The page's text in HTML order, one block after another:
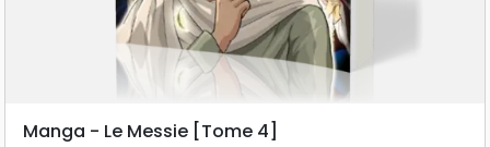
Manga - Le Messie [Tome 4]